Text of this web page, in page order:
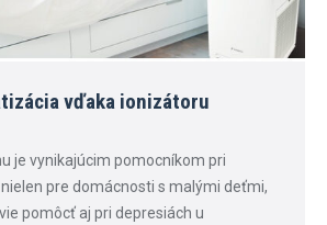
vďaka ionizátoru
je vynikajúcim pomocníkom pri
pre domácnosti s malými deťmi,
pomôcť aj pri depresiách u